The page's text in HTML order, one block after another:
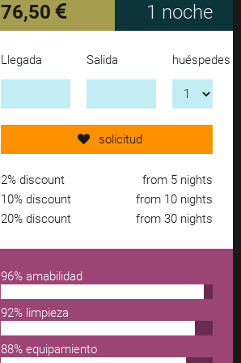
76,50 1 noche
Llegada Salida huéspedes
solicitud
2% discount
from 5 nights
10% discount
from 10 nights
20% discount
from 30 nights
96% amabilidad
92% limpieza
88% equipamiento